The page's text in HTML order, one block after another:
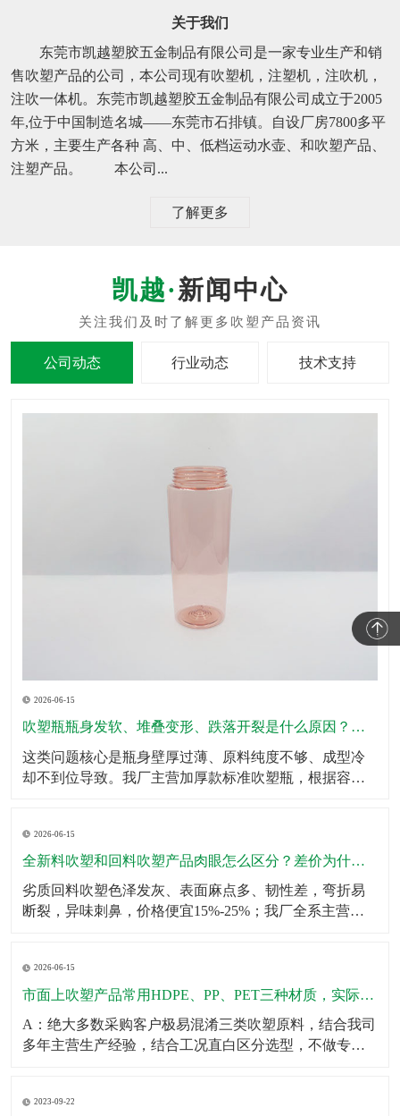
关于我们
东莞市凯越塑胶五金制品有限公司是一家专业生产和销
售吹塑产品的公司，本公司现有吹塑机，注塑机，注吹机，
注吹一体机。东莞市凯越塑胶五金制品有限公司成立于2005
年,位于中国制造名城——东莞市石排镇。自设厂房7800多平
方米，主要生产各种 高、中、低档运动水壶、和吹塑产品、
注塑产品。 本公司...
了解更多
新闻中心
公司动态 行业动态 技术支持
2026-06-15
吹塑瓶瓶身发软、堆叠变形、跌落开裂是什么原因？怎么规避？
这类问题核心是瓶身壁厚过薄、原料纯度不够、成型冷
却不到位导致。我厂主营加厚款标准吹塑瓶，根据容量
包、不变形；生产采用伺服匀速挤出+恒温冷却工艺，杜
绝瓶身局部发软、成型缩水问题。同时成品出厂前完成2
米垂直
2026-06-15
全新料吹塑和回料吹塑产品肉眼怎么区分？差价为什么这么大？
劣质回料吹塑色泽发灰、表面麻点多、韧性差，弯折易
断裂，异味刺鼻，价格便宜15%-25%；我厂全系主营成
使用寿命提升一倍以上。针对预算刚需客户，可合规提
供混合改性料经济型方案，透明告知材质参数，不偷
料、
2026-06-15
市面上吹塑产品常用HDPE、PP、PET三种材质，实际使用该怎么选？有什么核心差异？市面上吹塑产品常用HDPE、PP、PET三种材质，实际使用该怎么选？有什么核心差异？
A：绝大多数采购客户极易混淆三类吹塑原料，结合我司
多年主营生产经验，结合工况直白区分选型，不做专业
裂，壁厚可塑性强，适合工业化工桶、机油壶、农用肥
2023-09-22